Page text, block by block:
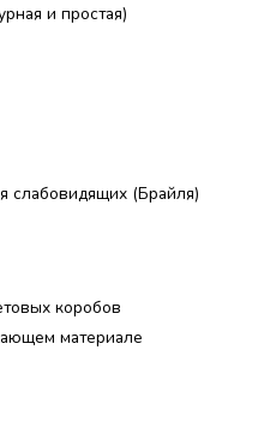
и простая)
слабовидящих (Брайля)
коробов
материале